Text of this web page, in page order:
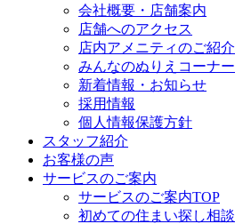
会社概要・店舗案内
店舗へのアクセス
店内アメニティのご紹介
みんなのぬりえコーナー
新着情報・お知らせ
採用情報
個人情報保護方針
スタッフ紹介
お客様の声
サービスのご案内
サービスのご案内TOP
初めての住まい探し相談